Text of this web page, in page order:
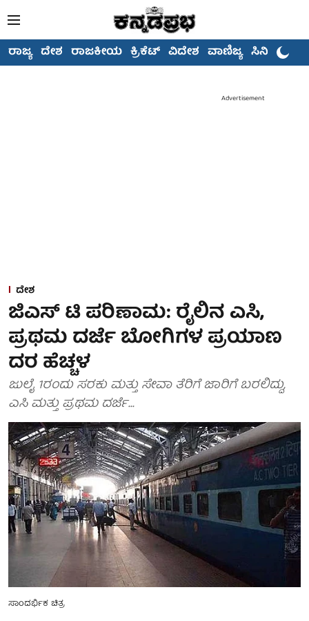
ರಾಜ್ಯ ದೇಶ ರಾಜಕೀಯ ಕ್ರಿಕೆಟ್ ವಿದೇಶ ವಾಣಿಜ್ಯ ಸಿನಿಮಾ
Advertisement
ದೇಶ
ಜಿಎಸ್ ಟಿ ಪರಿಣಾಮ: ರೈಲಿನ ಎಸಿ,
ಪ್ರಥಮ ದರ್ಜೆ ಬೋಗಿಗಳ ಪ್ರಯಾಣ
ದರ ಹೆಚ್ಚಳ
ಜುಲೈ 1ರಂದು ಸರಕು ಮತ್ತು ಸೇವಾ ತೆರಿಗೆ ಜಾರಿಗೆ ಬರಲಿದ್ದು,
ಎಸಿ ಮತ್ತು ಪ್ರಥಮ ದರ್ಜೆ...
ಸಾಂದರ್ಭಿಕ ಚಿತ್ರ